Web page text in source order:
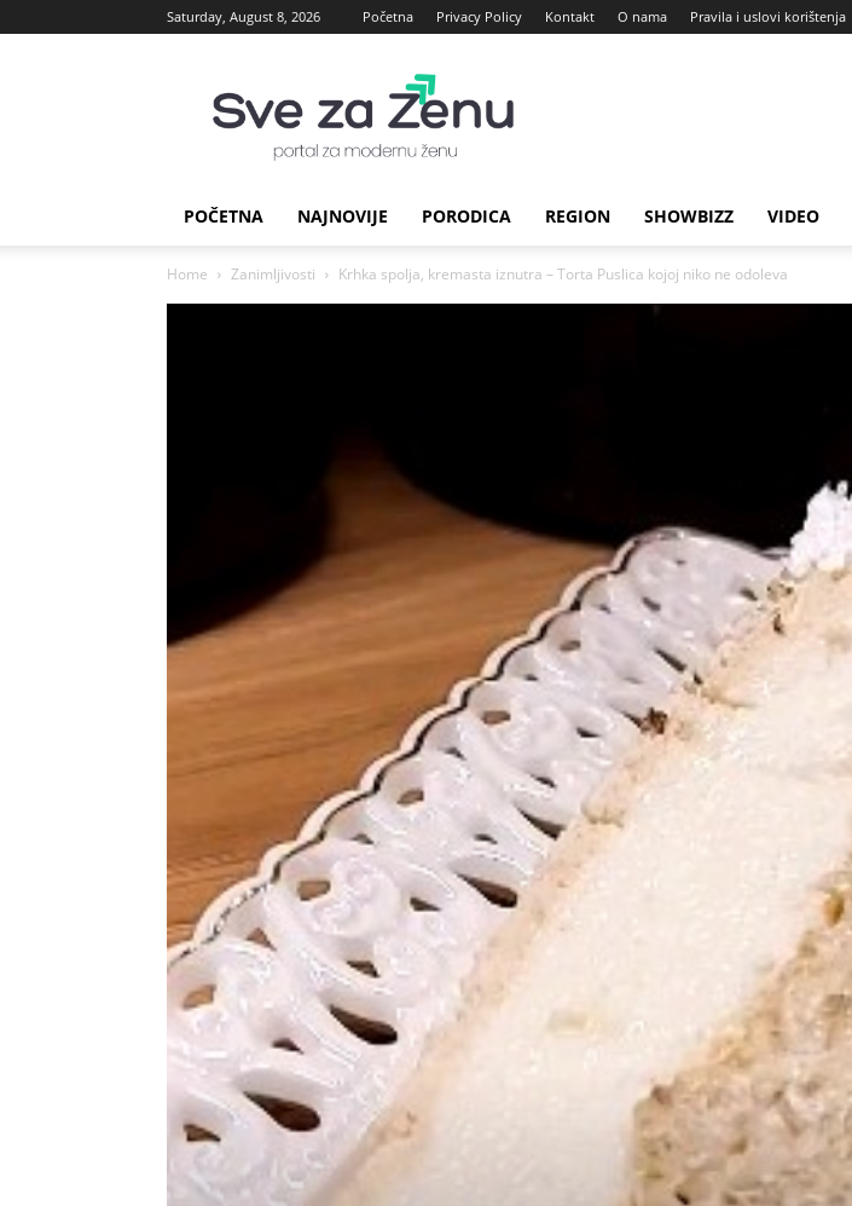
Saturday, August 8, 2026 Početna Privacy Policy Kontakt O nama Pravila i uslovi korištenja
za
Zenu
POČETNA NAJNOVIJE PORODICA REGION SHOWBIZZ VIDEO
Home Zanimljivosti Krhka spolja, kremasta iznutra – Torta Puslica kojoj niko ne odoleva